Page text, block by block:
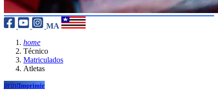
MA
home
Técnico
Matriculados
Atletas
printImprimir